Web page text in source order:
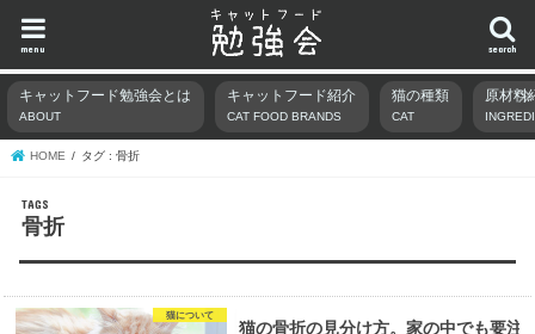
search
menu
キャットフード勉強会とは
ABOUT
キャットフード紹介
CAT FOOD BRANDS
猫の種類
CAT
原材料
HOME タグ : 骨折
骨折
猫について
猫の骨折の見分け方。家の中でも要注